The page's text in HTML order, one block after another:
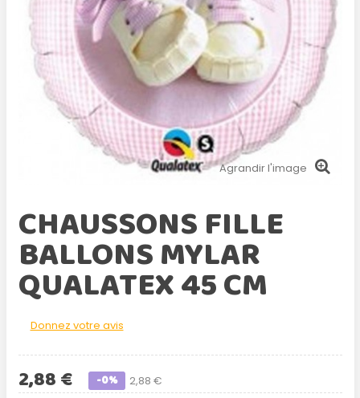
Agrandir l'image
CHAUSSONS FILLE
BALLONS MYLAR
QUALATEX 45 CM
Donnez votre avis
2,88 €
2,88 € -0%